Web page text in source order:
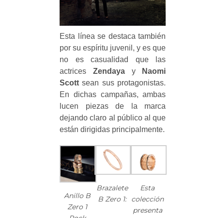
Esta línea se destaca también
por su espíritu juvenil, y es que
no es casualidad que las
actrices Zendayay
Naomi
Scott sean sus protagonistas.
En dichas campañas, ambas
lucen piezas de la marca
dejando claro al público al que
están dirigidas principalmente.
Anillo B
Zero 1
Brazalete
B Zero 1:
Esta
colección
presenta